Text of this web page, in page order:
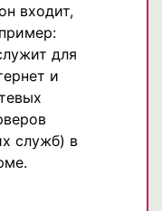
входит,
для
и
служб) в